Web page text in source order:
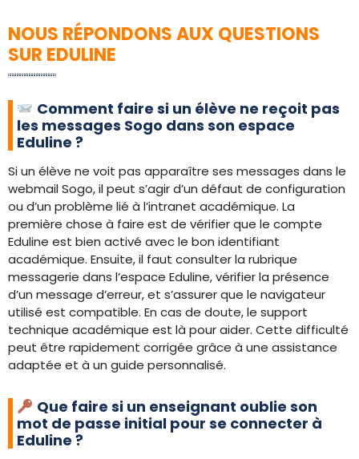
NOUS RÉPONDONS AUX QUESTIONS
SUR EDULINE
Comment faire si un élève ne reçoit pas
les messages Sogo dans son espace
Eduline ?
Si un élève ne voit pas apparaître ses messages dans le
webmail Sogo, il peut s’agir d’un défaut de configuration
ou d’un problème lié à l’intranet académique. La
première chose à faire est de vérifier que le compte
Eduline est bien activé avec le bon identifiant
académique. Ensuite, il faut consulter la rubrique
messagerie dans l’espace Eduline, vérifier la présence
d’un message d’erreur, et s’assurer que le navigateur
utilisé est compatible. En cas de doute, le support
technique académique est là pour aider. Cette difficulté
peut être rapidement corrigée grâce à une assistance
adaptée et à un guide personnalisé.
Que faire si un enseignant oublie son
mot de passe initial pour se connecter à
Eduline ?